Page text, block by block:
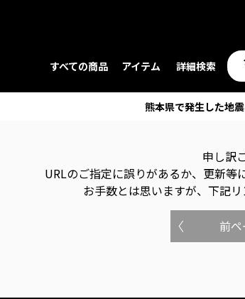
すべての商品 アイテム 詳細検索
熊本県で発生した地
申し訳
URLのご指定に誤りがあるか、更新等
お手数とは思いますが、下記
前